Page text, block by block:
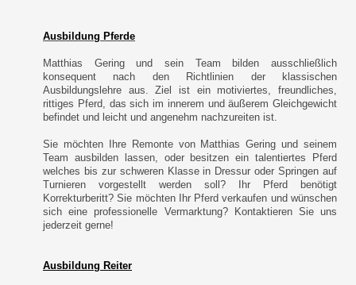
Ausbildung Pferde
Matthias Gering und sein Team bilden ausschließlich
konsequent nach den Richtlinien der klassischen
Ausbildungslehre aus. Ziel ist ein motiviertes, freundliches,
rittiges Pferd, das sich im innerem und äußerem Gleichgewicht
befindet und leicht und angenehm nachzureiten ist.
Sie möchten Ihre Remonte von Matthias Gering und seinem
Team ausbilden lassen, oder besitzen ein talentiertes Pferd
welches bis zur schweren Klasse in Dressur oder Springen auf
Turnieren vorgestellt werden soll? Ihr Pferd benötigt
Korrekturberitt? Sie möchten Ihr Pferd verkaufen und wünschen
sich eine professionelle Vermarktung? Kontaktieren Sie uns
jederzeit gerne!
Ausbildung Reiter